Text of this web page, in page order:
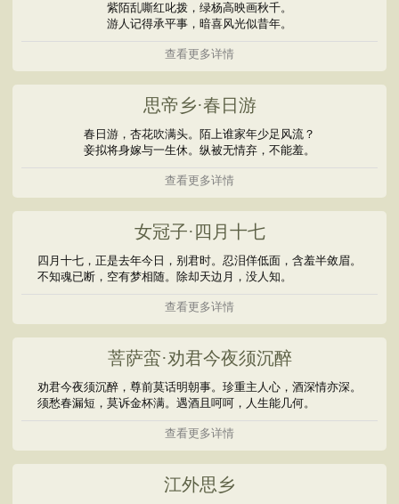
紫陌乱嘶红叱拨，绿杨高映画秋千。
游人记得承平事，暗喜风光似昔年。
查看更多详情
思帝乡·春日游
春日游，杏花吹满头。陌上谁家年少足风流？
妾拟将身嫁与一生休。纵被无情弃，不能羞。
查看更多详情
女冠子·四月十七
四月十七，正是去年今日，别君时。忍泪佯低面，含羞半敛眉。
不知魂已断，空有梦相随。除却天边月，没人知。
查看更多详情
菩萨蛮·劝君今夜须沉醉
劝君今夜须沉醉，尊前莫话明朝事。珍重主人心，酒深情亦深。
须愁春漏短，莫诉金杯满。遇酒且呵呵，人生能几何。
查看更多详情
江外思乡